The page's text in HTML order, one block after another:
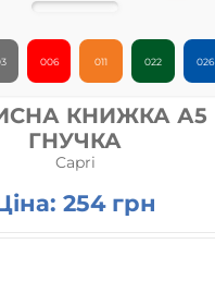
006 011 022 026
КНИЖКА А5
ГНУЧКА
Capri
254 грн